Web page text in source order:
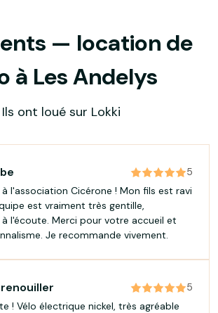
— location de
à Les Andelys
Ils ont loué sur Lokki
5
l'association Cicérone ! Mon fils est ravi
est vraiment très gentille,
l'écoute. Merci pour votre accueil et
Je recommande vivement.
5
! Vélo électrique nickel, très agréable